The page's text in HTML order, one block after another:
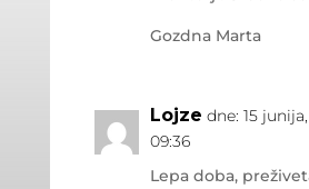
Gozdna Marta
Lojze dne: 15
09:36
Lepa doba,